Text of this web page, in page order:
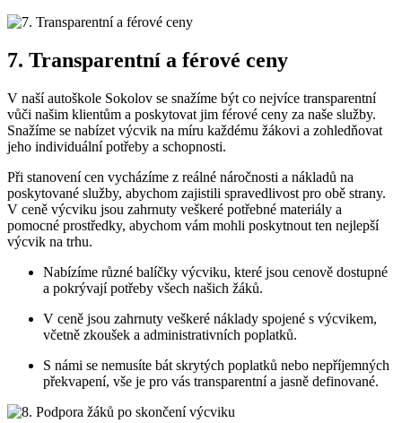
7. Transparentní a férové ceny
V naší autoškole Sokolov se snažíme být co nejvíce transparentní
vůči našim klientům a poskytovat jim férové ceny za naše služby.
Snažíme se nabízet výcvik na míru každému žákovi a zohledňovat
jeho individuální potřeby a schopnosti.
Při stanovení cen vycházíme z reálné náročnosti a nákladů na
poskytované služby, abychom zajistili spravedlivost pro obě strany.
V ceně výcviku jsou zahrnuty veškeré potřebné materiály a
pomocné prostředky, abychom vám mohli poskytnout ten nejlepší
výcvik na trhu.
Nabízíme různé balíčky výcviku, které jsou cenově dostupné
a pokrývají potřeby všech našich žáků.
V ceně jsou zahrnuty veškeré náklady spojené s výcvikem,
včetně zkoušek a administrativních poplatků.
S námi se nemusíte bát skrytých poplatků nebo nepříjemných
překvapení, vše je pro vás transparentní a jasně definované.